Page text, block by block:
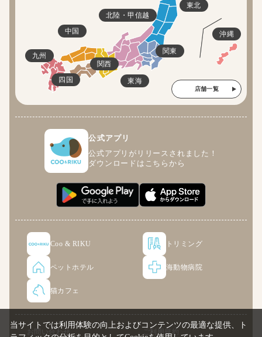
東北
関東
北陸・甲信越
東海
関西
四国
中国
九州
沖縄
店舗一覧
公式アプリ
公式アプリがリリースされました！
ダウンロードはこちらから
Coo & RIKU トリミング
ペットホテル 海動物病院
猫カフェ
お問い合わせ ご利用規約
当サイトでは利用体験の向上およびコンテンツの最適な提供、ト